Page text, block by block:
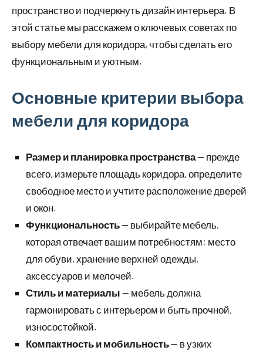
пространство и подчеркнуть дизайн интерьера. В
этой статье мы расскажем о ключевых советах по
выбору мебели для коридора, чтобы сделать его
функциональным и уютным.
Основные критерии выбора
мебели для коридора
Размер и планировка пространства— прежде
всего, измерьте площадь коридора, определите
свободное место и учтите расположение дверей
и окон.
Функциональность— выбирайте мебель,
которая отвечает вашим потребностям: место
для обуви, хранение верхней одежды,
аксессуаров и мелочей.
Стиль и материалы — мебель должна
гармонировать с интерьером и быть прочной,
износостойкой.
Компактность и мобильность— в узких